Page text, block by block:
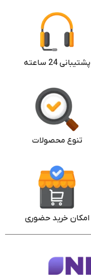
پشتیبانی 24 ساعته
تنوع محصولات
امکان خرید حضوری